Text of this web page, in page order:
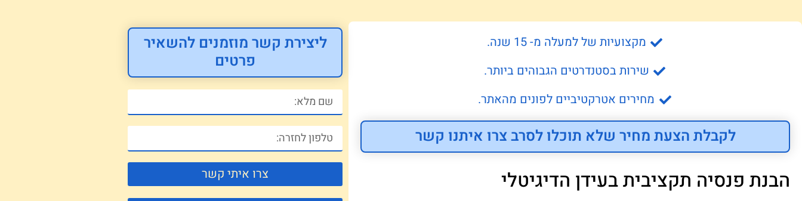
מקצועיות של למעלה מ- 15 שנה.
שירות בסטנדרטים הגבוהים ביותר.
מחירים אטרקטיביים לפונים מהאתר.
לקבלת הצעת מחיר שלא תוכלו לסרב צרו איתנו קשר
הבנת פנסיה תקציבית בעידן הדיגיטלי
ליצירת קשר מוזמנים להשאיר
פרטים
צרו איתי קשר